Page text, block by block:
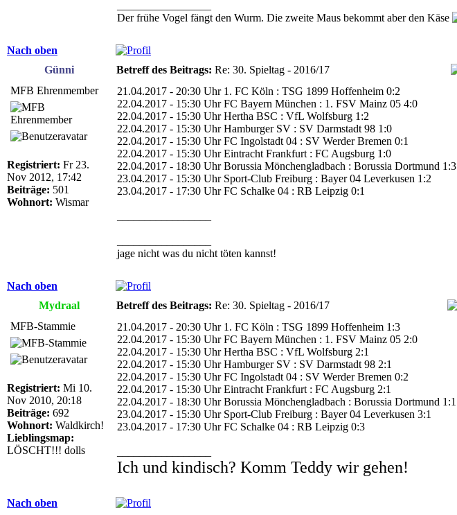
Der frühe Vogel fängt den Wurm. Die zweite Maus bekommt aber den Käse
Nach oben
Günni
Betreff des Beitrags: Re: 30. Spieltag - 2016/17
MFB Ehrenmember
Registriert: Fr 23.
Nov 2012, 17:42
Beiträge: 501
Wohnort: Wismar
21.04.2017 - 20:30 Uhr 1. FC Köln : TSG 1899 Hoffenheim 0:2
22.04.2017 - 15:30 Uhr FC Bayern München : 1. FSV Mainz 05 4:0
22.04.2017 - 15:30 Uhr Hertha BSC : VfL Wolfsburg 1:2
22.04.2017 - 15:30 Uhr Hamburger SV : SV Darmstadt 98 1:0
22.04.2017 - 15:30 Uhr FC Ingolstadt 04 : SV Werder Bremen 0:1
22.04.2017 - 15:30 Uhr Eintracht Frankfurt : FC Augsburg 1:0
22.04.2017 - 18:30 Uhr Borussia Mönchengladbach : Borussia Dortmund 1:3
23.04.2017 - 15:30 Uhr Sport-Club Freiburg : Bayer 04 Leverkusen 1:2
23.04.2017 - 17:30 Uhr FC Schalke 04 : RB Leipzig 0:1
jage nicht was du nicht töten kannst!
Nach oben
Mydraal
Betreff des Beitrags: Re: 30. Spieltag - 2016/17
MFB-Stammie
Registriert: Mi 10.
Nov 2010, 20:18
Beiträge: 692
Wohnort: Waldkirch!
Lieblingsmap:
LÖSCHT!!! dolls
21.04.2017 - 20:30 Uhr 1. FC Köln : TSG 1899 Hoffenheim 1:3
22.04.2017 - 15:30 Uhr FC Bayern München : 1. FSV Mainz 05 2:0
22.04.2017 - 15:30 Uhr Hertha BSC : VfL Wolfsburg 2:1
22.04.2017 - 15:30 Uhr Hamburger SV : SV Darmstadt 98 2:1
22.04.2017 - 15:30 Uhr FC Ingolstadt 04 : SV Werder Bremen 0:2
22.04.2017 - 15:30 Uhr Eintracht Frankfurt : FC Augsburg 2:1
22.04.2017 - 18:30 Uhr Borussia Mönchengladbach : Borussia Dortmund 1:1
23.04.2017 - 15:30 Uhr Sport-Club Freiburg : Bayer 04 Leverkusen 3:1
23.04.2017 - 17:30 Uhr FC Schalke 04 : RB Leipzig 0:3
Ich und kindisch? Komm Teddy wir gehen!
Nach oben